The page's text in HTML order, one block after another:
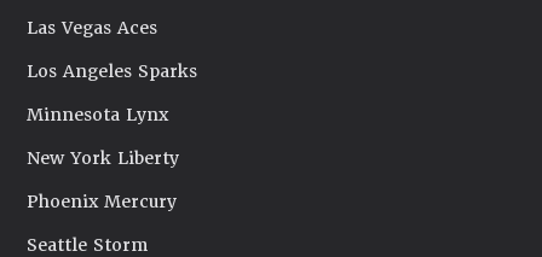
Las Vegas Aces
Los Angeles Sparks
Minnesota Lynx
New York Liberty
Phoenix Mercury
Seattle Storm